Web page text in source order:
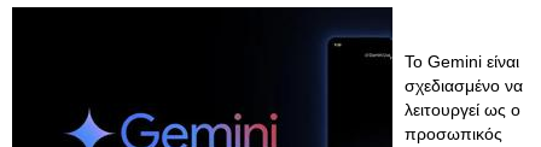
Το Gemini είναι
σχεδιασμένο να
λειτουργεί ως ο
προσωπικός